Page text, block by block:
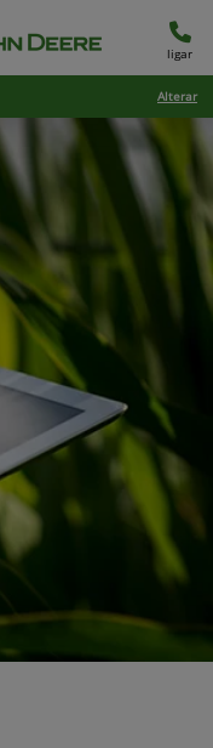
ligar
Alterar